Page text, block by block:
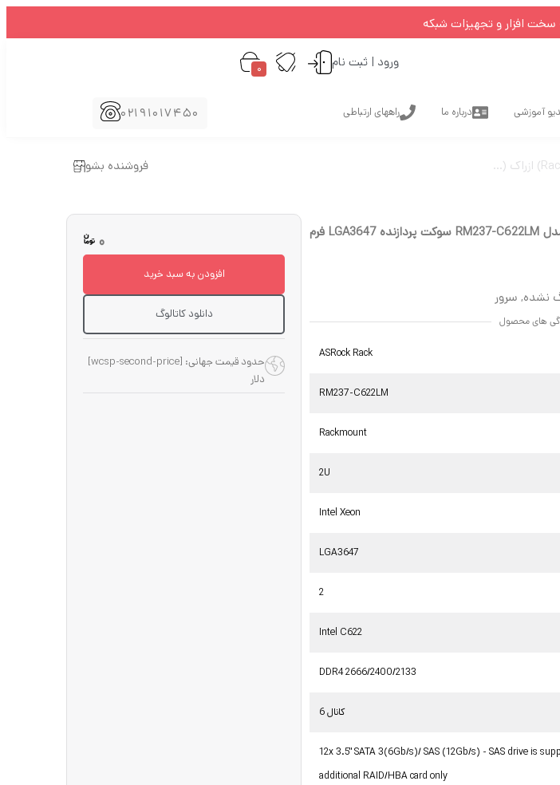
سخت افزار و تجهیزات شبکه
ورود | ثبت نام 0
آموزشی درباره ما راههای ارتباطی 02191017450
فروشنده بشو
سرور رک (Rackmount) ازراک (ASRock) مدل RM237-C622LM سوکت پردازنده LGA3647 فرم
, سرور
های محصول
ASRock Rack
RM237-C622LM
Rackmount
2U
Intel Xeon
LGA3647
2
Intel C622
DDR4 2666/2400/2133
6 کانال
12x 3.5" SATA 3(6Gb/s)/ SAS (12Gb/s) - SAS drive is
additional RAID/HBA card only
0
افزودن به سبد خرید
دانلود کاتالوگ
حدود قیمت جهانی: [wcsp-second-price]
دلار